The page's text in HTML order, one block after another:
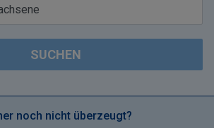
SUCHEN
noch nicht überzeugt?